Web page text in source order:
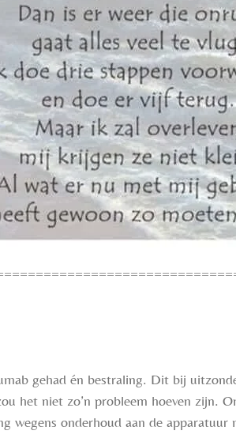
gehad én bestraling. Dit bij
het niet zo’n probleem hoeven zijn.
wegens onderhoud aan de